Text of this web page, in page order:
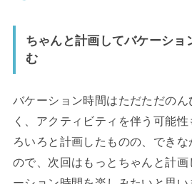
ちゃんと計画してバケーショ
む
バケーション時間はただただの
く、アクティビティを伴う可能
ろいろと計画したものの、でき
ので、次回はもっとちゃんと計